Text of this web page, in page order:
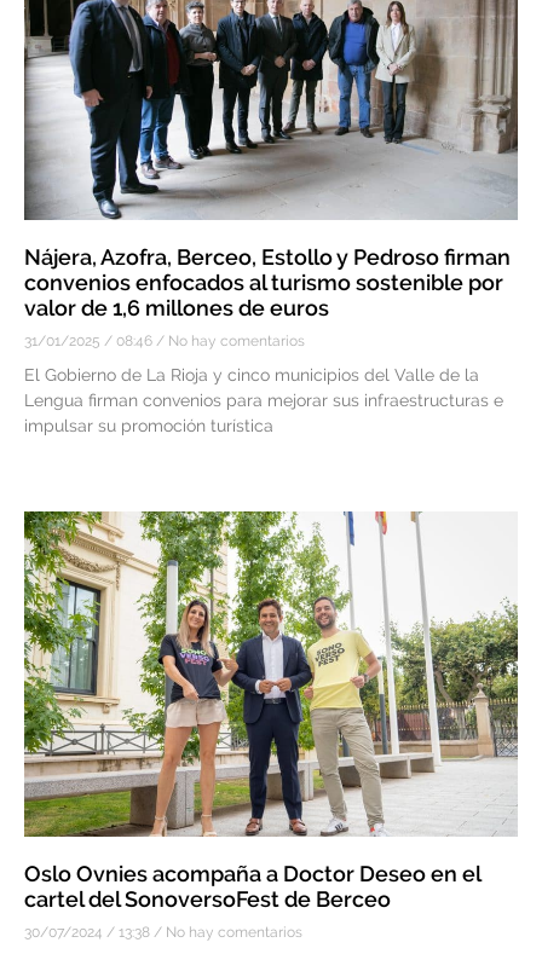
Nájera, Azofra, Berceo, Estollo y Pedroso firman
convenios enfocados al turismo sostenible por
valor de 1,6 millones de euros
31/01/2025 08:46 No hay comentarios
El Gobierno de La Rioja y cinco municipios del Valle de la
Lengua firman convenios para mejorar sus infraestructuras e
impulsar su promoción turística
Oslo Ovnies acompaña a Doctor Deseo en el
cartel del SonoversoFest de Berceo
30/07/2024 13:38 No hay comentarios